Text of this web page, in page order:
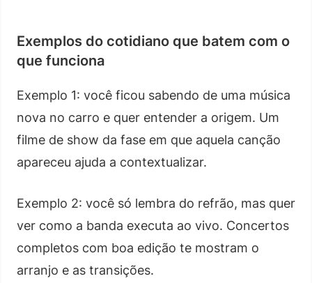
Exemplos do cotidiano que batem com o
que funciona
Exemplo 1: você ficou sabendo de uma música
nova no carro e quer entender a origem. Um
filme de show da fase em que aquela canção
apareceu ajuda a contextualizar.
Exemplo 2: você só lembra do refrão, mas quer
ver como a banda executa ao vivo. Concertos
completos com boa edição te mostram o
arranjo e as transições.